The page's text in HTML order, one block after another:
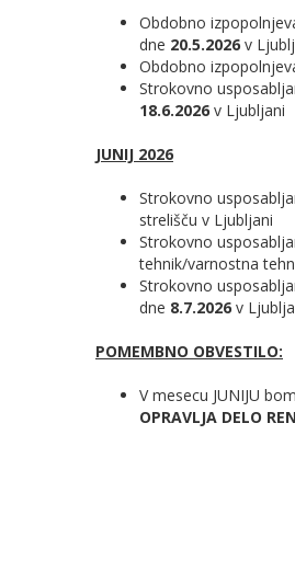
Obdobno
dne 20.5.2026 v
Obdobno
Strokovno
18.6.2026 v Ljubljani
JUNIJ 2026
Strokovno
strelišču v Ljubljani
Strokovno
tehnik/varnostna
Strokovno
dne 8.7.2026 v
POMEMBNO OBVESTILO:
V mesecu JUNIJU
OPRAVLJA DELO